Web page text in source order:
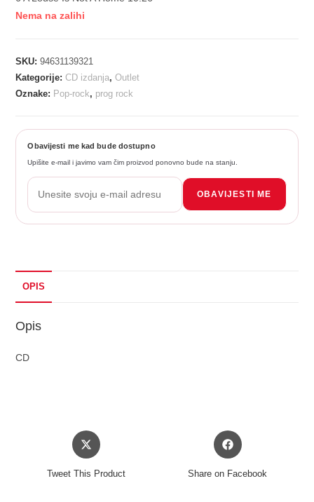
Nema na zalihi
SKU:94631139321
Kategorije:CD izdanja,Outlet
Oznake: Pop-rock, prog rock
Obavijesti me kad bude dostupno
Upišite e-mail i javimo vam čim proizvod ponovno bude na stanju.
OBAVIJESTI ME
OPIS
Opis
CD
Opens
in
Tweet This Product
Opens
in
Share on Facebook